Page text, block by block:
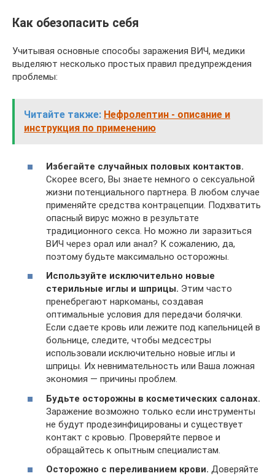
Как обезопасить себя
Учитывая основные способы заражения ВИЧ, медики
выделяют несколько простых правил предупреждения
проблемы:
Читайте также: Нефролептин - описание и
инструкция по применению
Избегайте случайных половых контактов.
Скорее всего, Вы знаете немного о сексуальной
жизни потенциального партнера. В любом случае
применяйте средства контрацепции. Подхватить
опасный вирус можно в результате
традиционного секса. Но можно ли заразиться
ВИЧ через орал или анал? К сожалению, да,
поэтому будьте максимально осторожны.
Используйте исключительно новые
стерильные иглы и шприцы. Этим часто
пренебрегают наркоманы, создавая
оптимальные условия для передачи болячки.
Если сдаете кровь или лежите под капельницей в
больнице, следите, чтобы медсестры
использовали исключительно новые иглы и
шприцы. Их невнимательность или Ваша ложная
экономия — причины проблем.
Будьте осторожны в косметических салонах.
Заражение возможно только если инструменты
не будут продезинфицированы и существует
контакт с кровью. Проверяйте первое и
обращайтесь к опытным специалистам.
Осторожно с переливанием крови. Доверяйте